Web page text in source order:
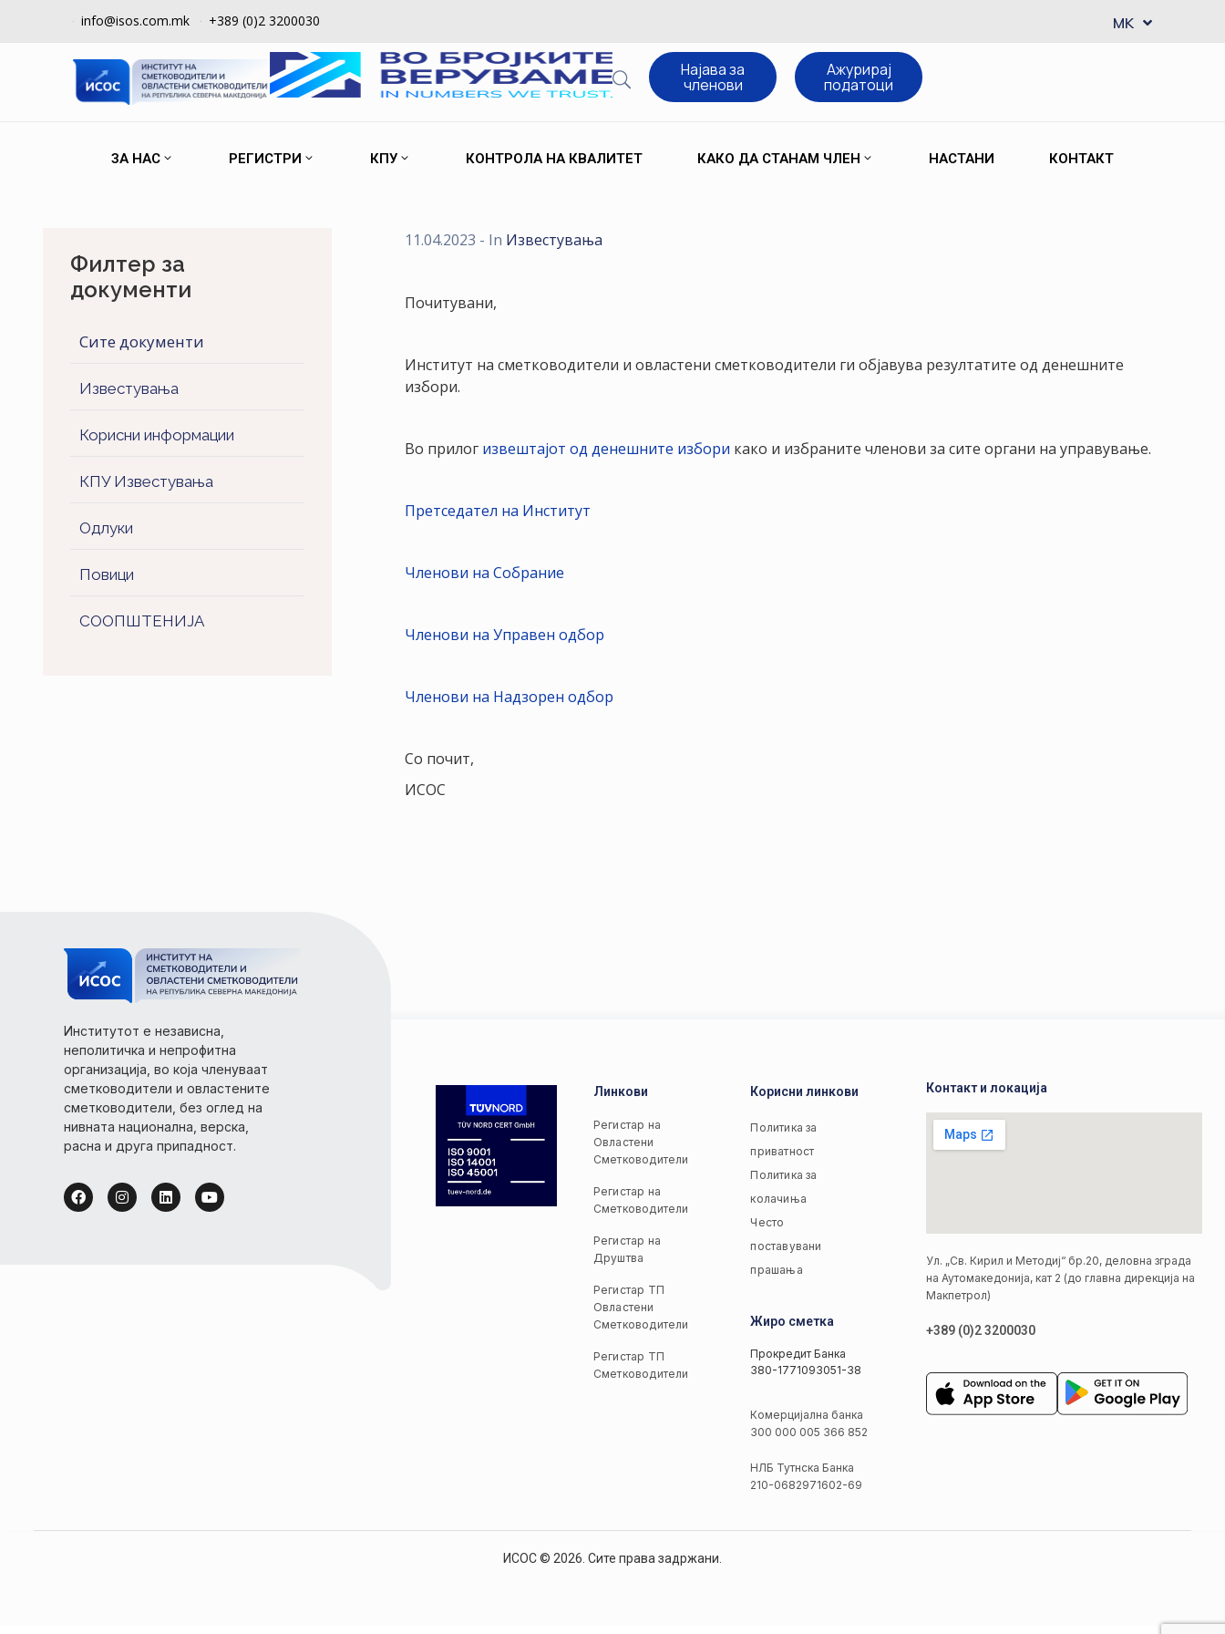
info@isos.com.mk +389 (0)2 3200030 MK
SQ
Најава за
членови
Ажурирај
податоци
ЗА НАС РЕГИСТРИ КПУ КОНТРОЛА НА КВАЛИТЕТ КАКО ДА СТАНАМ ЧЛЕН НАСТАНИ КОНТАКТ
Филтер за
документи
Сите документи
Известувања
Корисни информации
КПУ Известувања
Одлуки
Повици
СООПШТЕНИJA
11.04.2023 - In Известувања
Почитувани,
Институт на сметководители и овластени сметководители ги објавува резултатите од денешните
избори.
Во прилог извештајот од денешните избори како и избраните членови за сите органи на управување.
Претседател на Институт
Членови на Собрание
Членови на Управен одбор
Членови на Надзорен одбор
Со почит,
ИСОС
Институтот е независна,
неполитичка и непрофитна
организација, во која членуваат
сметководители и овластените
сметководители, без оглед на
нивната национална, верска,
расна и друга припадност.
Линкови
Регистар на
Овластени
Сметководители
Регистар на
Сметководители
Регистар на
Друштва
Регистар ТП
Овластени
Сметководители
Регистар ТП
Сметководители
Корисни линкови
Политика за
приватност
Политика за
колачиња
Често
поставувани
прашања
Жиро сметка
Прокредит Банка
380-1771093051-38
Комерцијална банка
300 000 005 366 852
НЛБ Тутнска Банка
210-0682971602-69
Контакт и локација
Ул. „Св. Кирил и Методиј“ бр.20, деловна зграда
на Аутомакедонија, кат 2 (до главна дирекција на
Макпетрол)
+389 (0)2 3200030
ИСОС © 2026. Сите права задржани.